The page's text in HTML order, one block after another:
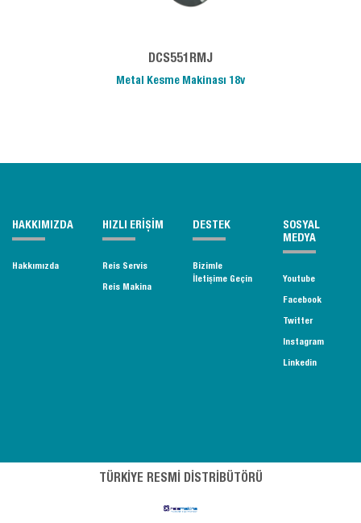
DCS551RMJ
Metal Kesme Makinası 18v
HAKKIMIZDA
Hakkımızda
HIZLI ERİŞİM
Reis Servis
Reis Makina
DESTEK
Bizimle
İletişime Geçin
SOSYAL
MEDYA
Youtube
Facebook
Twitter
Instagram
Linkedin
TÜRKİYE RESMİ DİSTRİBÜTÖRÜ